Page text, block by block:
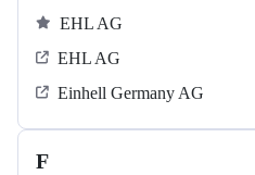
EHL AG
EHL AG
Einhell Germany AG
F